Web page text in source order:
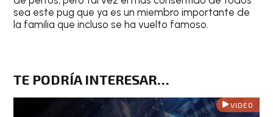
sea este pug que ya es un miembro importante de
la familia que incluso se ha vuelto famoso.
TE PODRÍA INTERESAR…
VIDEO